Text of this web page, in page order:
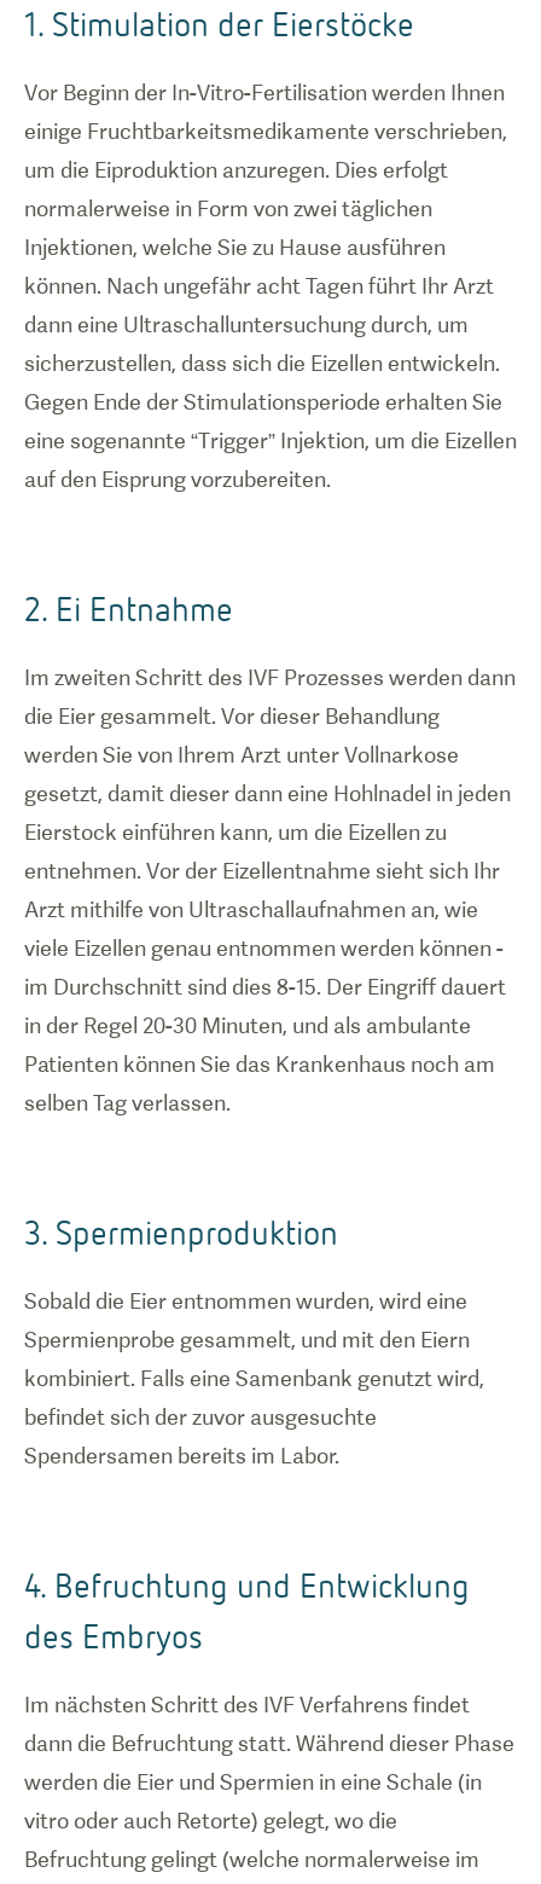
1. Stimulation der Eierstöcke
Vor Beginn der In-Vitro-Fertilisation werden Ihnen
einige Fruchtbarkeitsmedikamente verschrieben,
um die Eiproduktion anzuregen. Dies erfolgt
normalerweise in Form von zwei täglichen
Injektionen, welche Sie zu Hause ausführen
können. Nach ungefähr acht Tagen führt Ihr Arzt
dann eine Ultraschalluntersuchung durch, um
sicherzustellen, dass sich die Eizellen entwickeln.
Gegen Ende der Stimulationsperiode erhalten Sie
eine sogenannte “Trigger” Injektion, um die Eizellen
auf den Eisprung vorzubereiten.
2. Ei Entnahme
Im zweiten Schritt des IVF Prozesses werden dann
die Eier gesammelt. Vor dieser Behandlung
werden Sie von Ihrem Arzt unter Vollnarkose
gesetzt, damit dieser dann eine Hohlnadel in jeden
Eierstock einführen kann, um die Eizellen zu
entnehmen. Vor der Eizellentnahme sieht sich Ihr
Arzt mithilfe von Ultraschallaufnahmen an, wie
viele Eizellen genau entnommen werden können -
im Durchschnitt sind dies 8-15. Der Eingriff dauert
in der Regel 20-30 Minuten, und als ambulante
Patienten können Sie das Krankenhaus noch am
selben Tag verlassen.
3. Spermienproduktion
Sobald die Eier entnommen wurden, wird eine
Spermienprobe gesammelt, und mit den Eiern
kombiniert. Falls eine Samenbank genutzt wird,
befindet sich der zuvor ausgesuchte
Spendersamen bereits im Labor.
4. Befruchtung und Entwicklung
des Embryos
Im nächsten Schritt des IVF Verfahrens findet
dann die Befruchtung statt. Während dieser Phase
werden die Eier und Spermien in eine Schale (in
vitro oder auch Retorte) gelegt, wo die
Befruchtung gelingt (welche normalerweise im